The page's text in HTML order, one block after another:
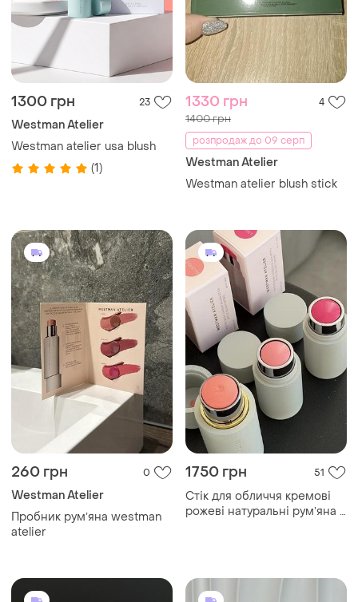
1300 грн 23
Westman Atelier
Westman atelier usa blush
(1)
1330 грн 4
1400 грн
розпродаж до 09 серп
Westman Atelier
Westman atelier blush stick
260 грн 0
Westman Atelier
Пробник румʼяна westman
atelier
1750 грн 51
Стік для обличчя кремові
рожеві натуральні румʼяна в